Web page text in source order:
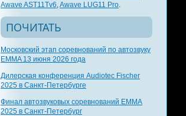
Awave AST11Tv6,Awave LUG11 Pro.
ПОЧИТАТЬ
Московский этап соревнований по автозвуку
EMMA 13 июня 2026 года
Дилерская конференция Audiotec Fischer
2025 в Санкт-Петербурге
Финал автозвуковых соревнований EMMA
2025 в Санкт-Петербург